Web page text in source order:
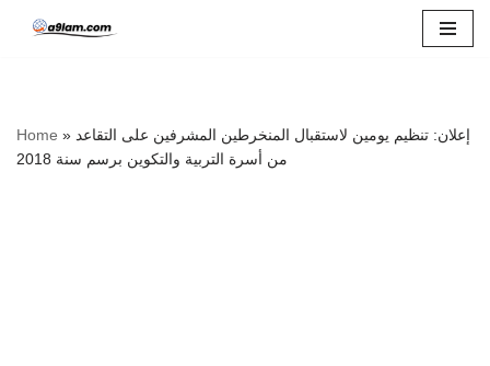
Home » إعلان: تنظيم يومين لاستقبال المنخرطين المشرفين على التقاعد
من أسرة التربية والتكوين برسم سنة 2018